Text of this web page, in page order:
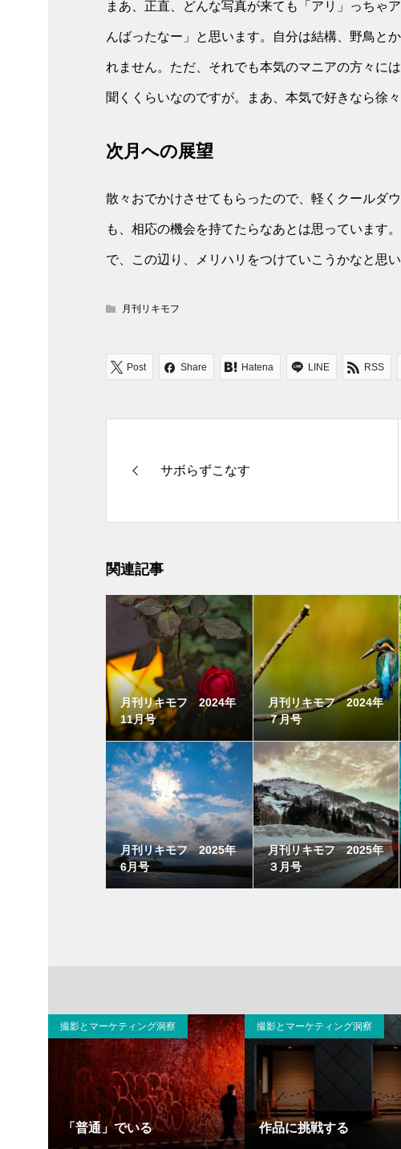
まあ、正直、どんな写真が来ても「アリ」っちゃ
んばったなー」と思います。自分は結構、野鳥と
れません。ただ、それでも本気のマニアの方々に
聞くくらいなのですが。まあ、本気で好きなら徐
次月への展望
散々おでかけさせてもらったので、軽くクールダ
も、相応の機会を持てたらなあとは思っています
で、この辺り、メリハリをつけていこうかなと思
月刊リキモフ
Post Share Hatena LINE RSS
サボらずこなす
関連記事
月刊リキモフ 2024年
11月号
月刊リキモフ 2024年
７月号
月刊リキモフ 2025年
6月号
月刊リキモフ 2025年
３月号
「普通」でいる
撮影とマーケティング洞察
作品に挑戦する
撮影とマーケティング洞察